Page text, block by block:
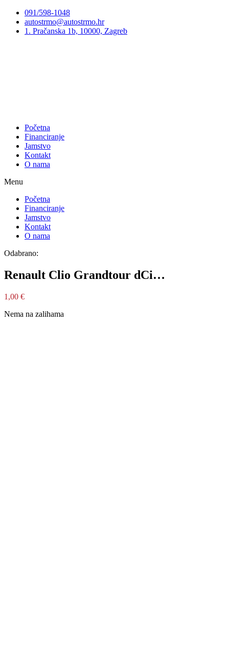
Preskoči
sadržaj
091/598-1048
autostrmo@autostrmo.hr
1. Pračanska 1b, 10000, Zagreb
Početna
Financiranje
Jamstvo
Kontakt
O nama
Menu
Početna
Financiranje
Jamstvo
Kontakt
O nama
Odabrano:
Renault Clio Grandtour dCi…
1,00 €
Nema na zalihama